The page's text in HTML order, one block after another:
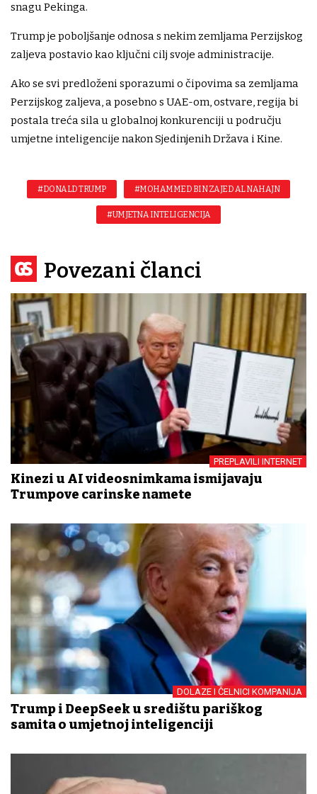
snagu Pekinga.
Trump je poboljšanje odnosa s nekim zemljama Perzijskog
zaljeva postavio kao ključni cilj svoje administracije.
Ako se svi predloženi sporazumi o čipovima sa zemljama
Perzijskog zaljeva, a posebno s UAE-om, ostvare, regija bi
postala treća sila u globalnoj konkurenciji u području
umjetne inteligencije nakon Sjedinjenih Država i Kine.
#DONALD TRUMP #MOHAMMED BIN ZAJED AL NAHAJN
#UMJETNA INTELIGENCIJA
Povezani članci
PREPLAVILI INTERNET
Kinezi u AI videosnimkama ismijavaju
Trumpove carinske namete
DOLAZE I ČELNICI KOMPANIJA
Trump i DeepSeek u središtu pariškog
samita o umjetnoj inteligenciji